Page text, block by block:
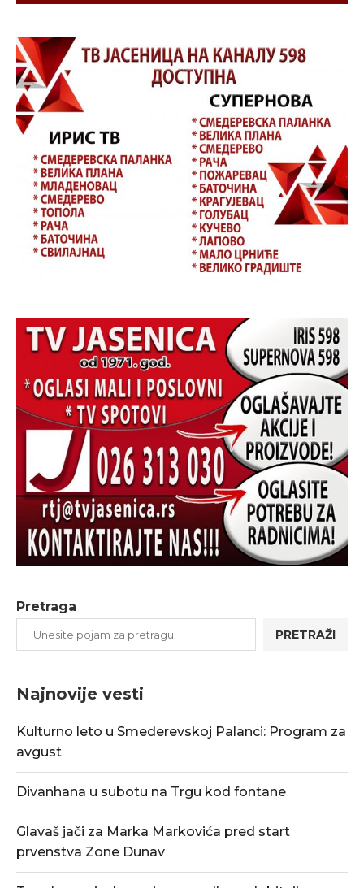
Pretraga
PRETRAŽI
Najnovije vesti
Kulturno leto u Smederevskoj Palanci: Program za
avgust
Divanhana u subotu na Trgu kod fontane
Glavaš jači za Marka Markovića pred start
prvenstva Zone Dunav